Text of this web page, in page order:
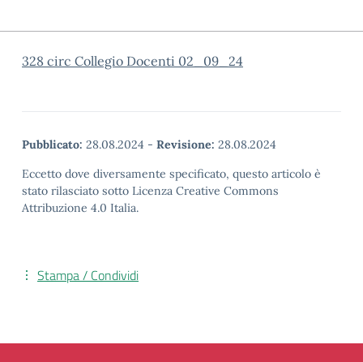
328 circ Collegio Docenti 02_09_24
Pubblicato: 28.08.2024 - Revisione: 28.08.2024
Eccetto dove diversamente specificato, questo articolo è
stato rilasciato sotto Licenza Creative Commons
Attribuzione 4.0 Italia.
Stampa / Condividi